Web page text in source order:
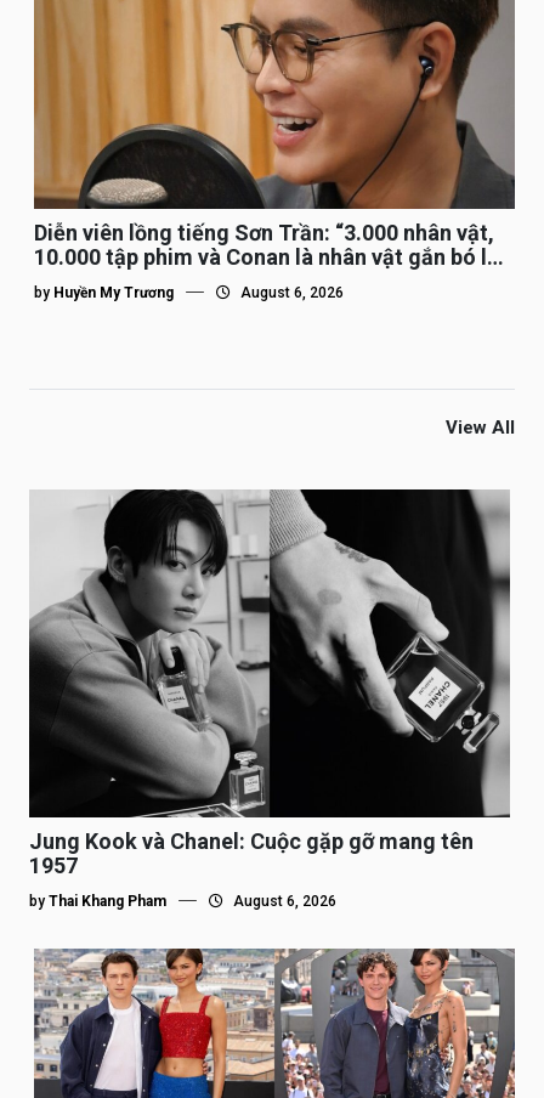
Diễn viên lồng tiếng Sơn Trần: “3.000 nhân vật,
10.000 tập phim và Conan là nhân vật gắn bó lâu
nhất”
by Huyền My Trương August 6, 2026
View All
Jung Kook và Chanel: Cuộc gặp gỡ mang tên
1957
by Thai Khang Pham August 6, 2026